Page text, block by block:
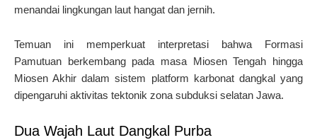
menandai lingkungan laut hangat dan jernih.
Temuan ini memperkuat interpretasi bahwa Formasi
Pamutuan berkembang pada masa Miosen Tengah hingga
Miosen Akhir dalam sistem platform karbonat dangkal yang
dipengaruhi aktivitas tektonik zona subduksi selatan Jawa.
Dua Wajah Laut Dangkal Purba